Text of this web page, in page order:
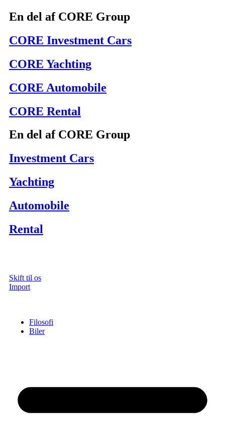
En del af CORE Group
CORE Investment Cars
CORE Yachting
CORE Automobile
CORE Rental
En del af CORE Group
Investment Cars
Yachting
Automobile
Rental
Skift til os
Import
Filosofi
Biler